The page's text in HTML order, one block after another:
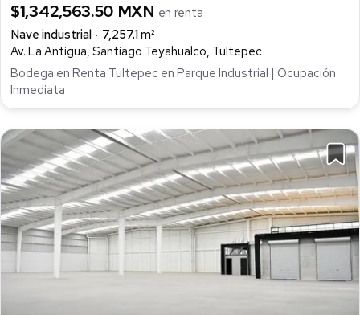
$1,342,563.50 MXN en renta
Nave industrial
7,257.1 m²
Av. La Antigua, Santiago Teyahualco, Tultepec
Bodega en Renta Tultepec en Parque Industrial | Ocupación
Inmediata